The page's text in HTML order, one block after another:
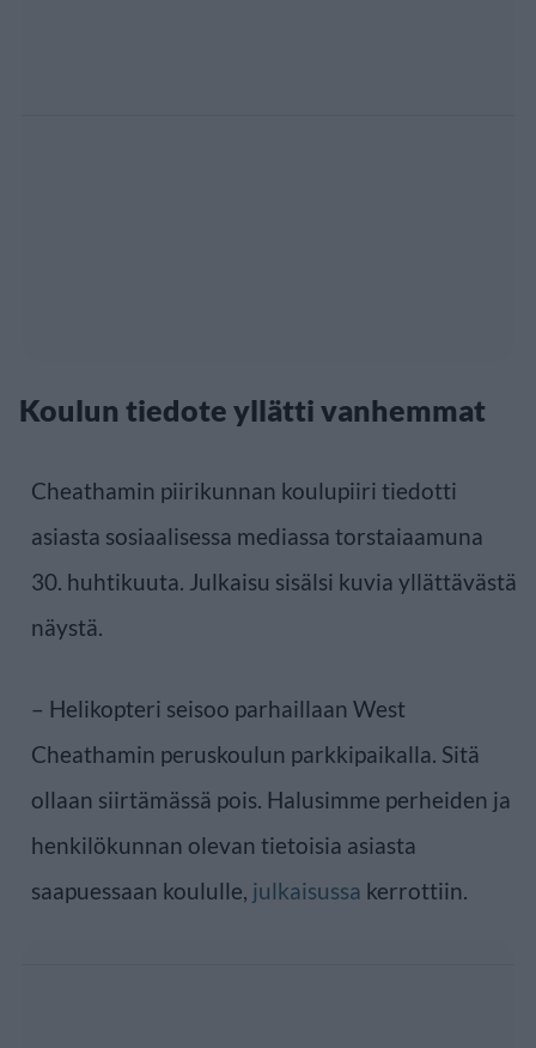
Koulun tiedote yllätti vanhemmat
Cheathamin piirikunnan koulupiiri tiedotti
asiasta sosiaalisessa mediassa torstaiaamuna
30. huhtikuuta. Julkaisu sisälsi kuvia yllättävästä
näystä.
– Helikopteri seisoo parhaillaan West
Cheathamin peruskoulun parkkipaikalla. Sitä
ollaan siirtämässä pois. Halusimme perheiden ja
henkilökunnan olevan tietoisia asiasta
saapuessaan koululle, julkaisussa kerrottiin.